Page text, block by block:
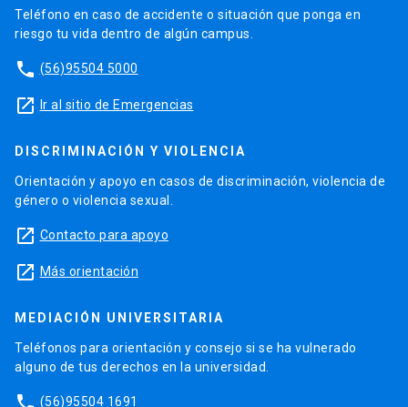
Teléfono en caso de accidente o situación que ponga en
riesgo tu vida dentro de algún campus.
phone (56)95504 5000
launch Ir al sitio de Emergencias
DISCRIMINACIÓN Y VIOLENCIA
Orientación y apoyo en casos de discriminación, violencia de
género o violencia sexual.
launch Contacto para apoyo
launch Más orientación
MEDIACIÓN UNIVERSITARIA
Teléfonos para orientación y consejo si se ha vulnerado
alguno de tus derechos en la universidad.
(56)95504 1691